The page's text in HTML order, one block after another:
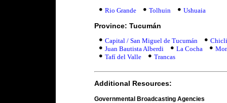
Rio Grande Tolhuin Ushuaia
Province: Tucumán
Capital / San Miguel de Tucumán
Juan Bautista Alberdi
La Cocha
Tafí del Valle
Trancas
Additional Resources:
Governmental Broadcasting Agencies